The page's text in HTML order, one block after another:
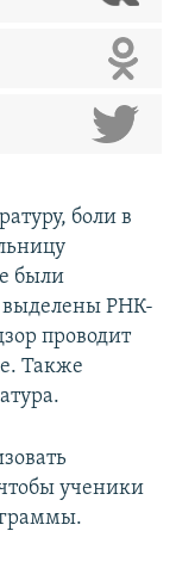
боли в
были
выделены РНК-
проводит
Также
ученики